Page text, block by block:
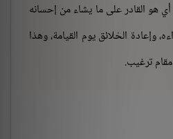
هو القادر على ما يشاء من إحسانه
وإعادة الخلائق يوم القيامة، وهذا
ترغيب.